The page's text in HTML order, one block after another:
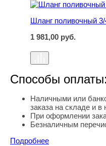
Шланг поливочный
1 981,00 руб.
Способы оплаты:
Наличными или
заказа на складе и в
При оформлении
Безналичным
Подробнее